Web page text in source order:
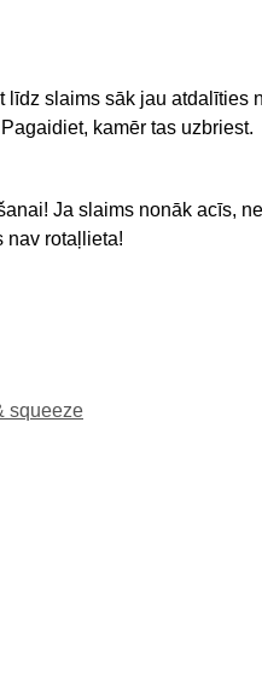
slaims sāk jau atdalīties
kamēr tas uzbriest.
Ja slaims nonāk acīs,
nav rotaļlieta!
squeeze